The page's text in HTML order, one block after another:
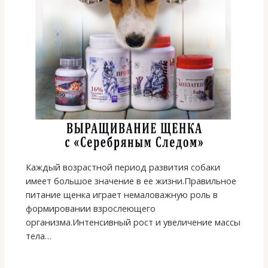
Каждый возрастной период развития собаки
имеет большое значение в ее жизни.Правильное
питание щенка играет немаловажную роль в
формировании взрослеющего
организма.Интенсивный рост и увеличение массы
тела…